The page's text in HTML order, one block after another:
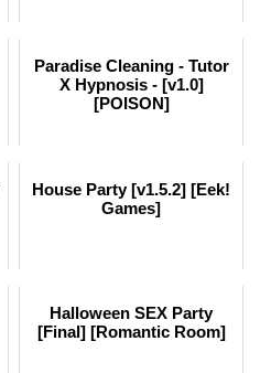
Paradise Cleaning - Tutor
X Hypnosis - [v1.0]
[POISON]
House Party [v1.5.2] [Eek!
Games]
Halloween SEX Party
[Final] [Romantic Room]